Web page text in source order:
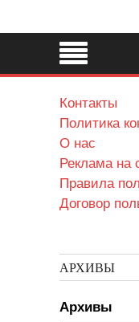
Контакты
Политика
О нас
Реклама на
Правила
Договор
АРХИВЫ
Архивы